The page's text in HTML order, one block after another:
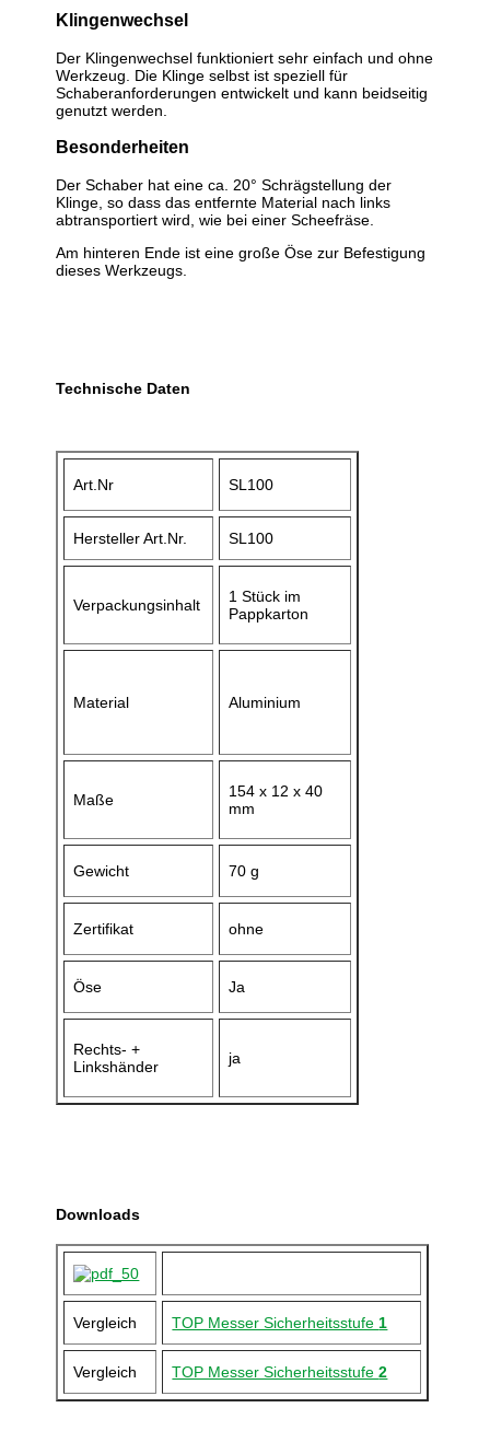
Klingenwechsel
Der Klingenwechsel funktioniert sehr einfach und ohne
Werkzeug. Die Klinge selbst ist speziell für
Schaberanforderungen entwickelt und kann beidseitig
genutzt werden.
Besonderheiten
Der Schaber hat eine ca. 20° Schrägstellung der
Klinge, so dass das entfernte Material nach links
abtransportiert wird, wie bei einer Scheefräse.
Am hinteren Ende ist eine große Öse zur Befestigung
dieses Werkzeugs.
Technische Daten
Art.Nr SL100
Hersteller Art.Nr. SL100
Verpackungsinhalt
1 Stück im
Pappkarton
Material Aluminium
Maße
154 x 12 x 40
mm
Gewicht 70 g
Zertifikat ohne
Öse Ja
Rechts- +
Linkshänder
ja
Downloads
Vergleich TOP Messer Sicherheitsstufe 1
Vergleich TOP Messer Sicherheitsstufe2